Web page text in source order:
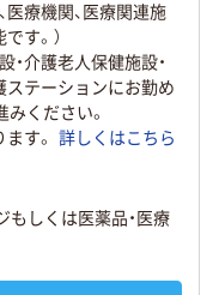
医療機関、医療関連施
す。）
・介護老人保健施設・
ステーションにお勤め
みください。
す。 詳しくはこちら
もしくは医薬品・医療